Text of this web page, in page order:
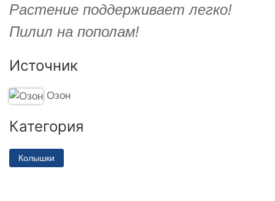
Растение поддерживает легко!
Пилил на пополам!
Источник
Озон
Категория
Колышки